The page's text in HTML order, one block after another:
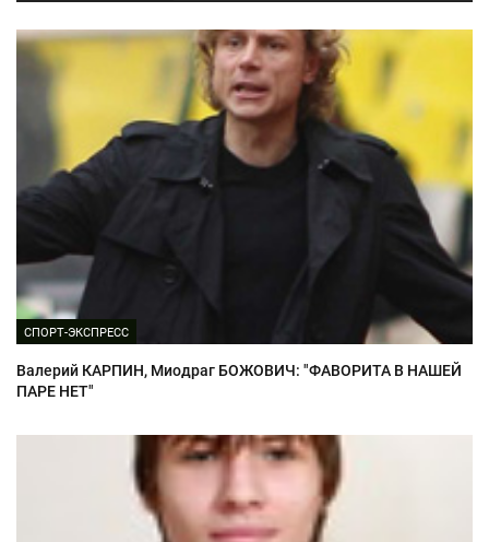
СПОРТ-ЭКСПРЕСС
Валерий КАРПИН, Миодраг БОЖОВИЧ: "ФАВОРИТА В НАШЕЙ
ПАРЕ НЕТ"